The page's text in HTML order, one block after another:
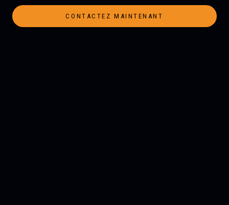
CONTACTEZ MAINTENANT